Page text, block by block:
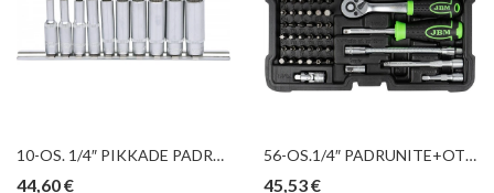
10-OS. 1/4″ PIKKADE PADRUNITE KOMPL. 4-13MM, 12-KANT, SIINIL KS TOOLS
44,60€
56-OS.1/4″ PADRUNITE+OTSIKUTE KOMPL.4-14MM “NEW GEN” 12-KANT JBM
45,53€